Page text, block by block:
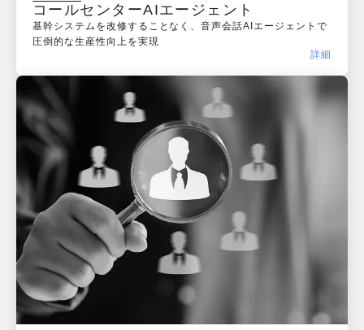
コールセンターAIエージェント
基幹システムを改修することなく、音声会話AIエージェントで
圧倒的な生産性向上を実現
詳細